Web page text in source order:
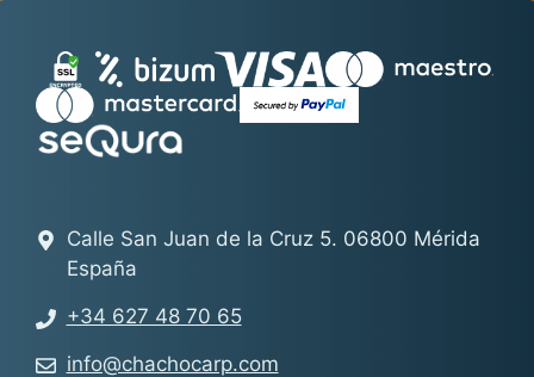
Calle San Juan de la Cruz 5. 06800 Mérida
España
+34 627 48 70 65
info@chachocarp.com